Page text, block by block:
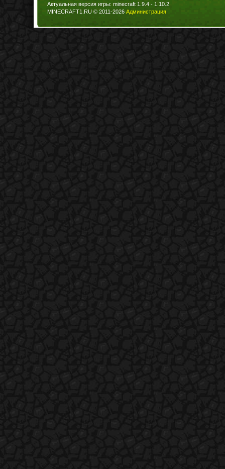
Актуальная версия игры: minecraft 1.9.4 - 1.10.2
MINECRAFT1.RU © 2011-2026 Администрация